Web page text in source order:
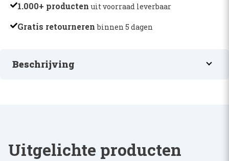
4224811M1
aantal
1.000+ producten uit voorraad leverbaar
Gratis retournerenbinnen 5 dagen
Beschrijving
Uitgelichte producten